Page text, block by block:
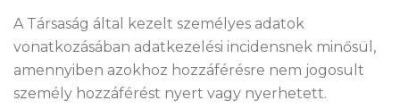
A Társaság által kezelt személyes adatok
vonatkozásában adatkezelési incidensnek minősül,
amennyiben azokhoz hozzáférésre nem jogosult
személy hozzáférést nyert vagy nyerhetett.